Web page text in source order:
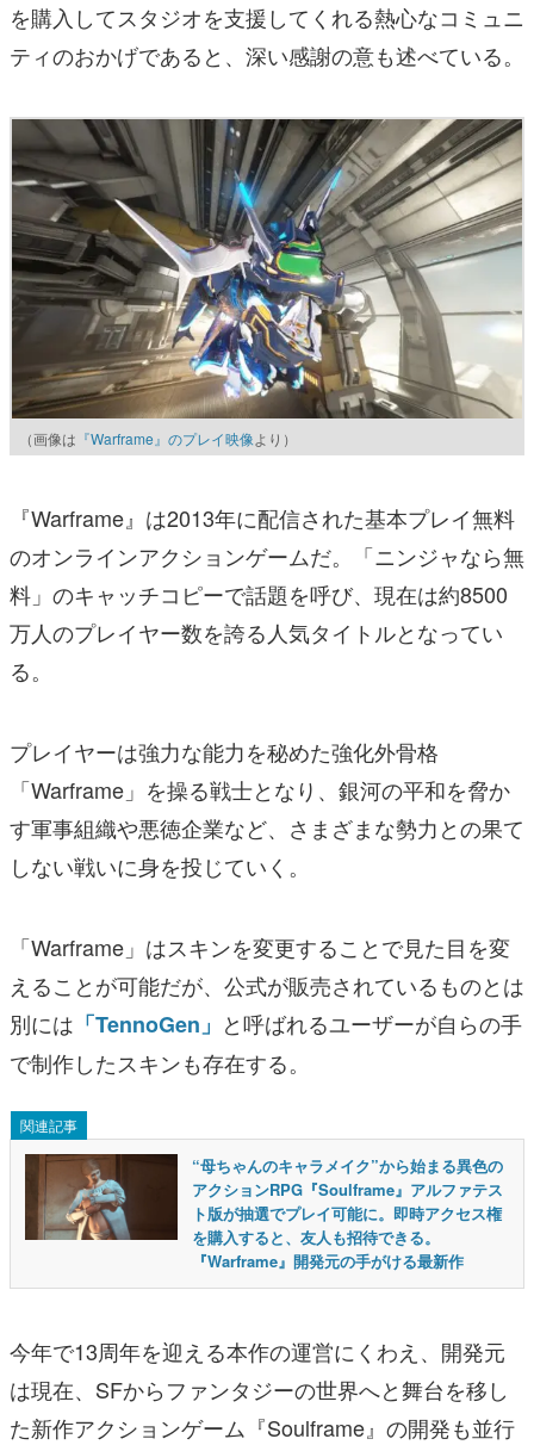
を購入してスタジオを支援してくれる熱心なコミュニ
ティのおかげであると、深い感謝の意も述べている。
（画像は 『Warframe』のプレイ映像より）
『Warframe』は2013年に配信された基本プレイ無料
のオンラインアクションゲームだ。「ニンジャなら無
料」のキャッチコピーで話題を呼び、現在は約8500
万人のプレイヤー数を誇る人気タイトルとなってい
る。
プレイヤーは強力な能力を秘めた強化外骨格
「Warframe」を操る戦士となり、銀河の平和を脅か
す軍事組織や悪徳企業など、さまざまな勢力との果て
しない戦いに身を投じていく。
「Warframe」はスキンを変更することで見た目を変
えることが可能だが、公式が販売されているものとは
別には 「TennoGen」 と呼ばれるユーザーが自らの手
で制作したスキンも存在する。
関連記事
“母ちゃんのキャラメイク”から始まる異色の
アクションRPG『Soulframe』アルファテス
ト版が抽選でプレイ可能に。即時アクセス権
を購入すると、友人も招待できる。
『Warframe』開発元の手がける最新作
今年で13周年を迎える本作の運営にくわえ、開発元
は現在、SFからファンタジーの世界へと舞台を移し
た新作アクションゲーム『Soulframe』の開発も並行